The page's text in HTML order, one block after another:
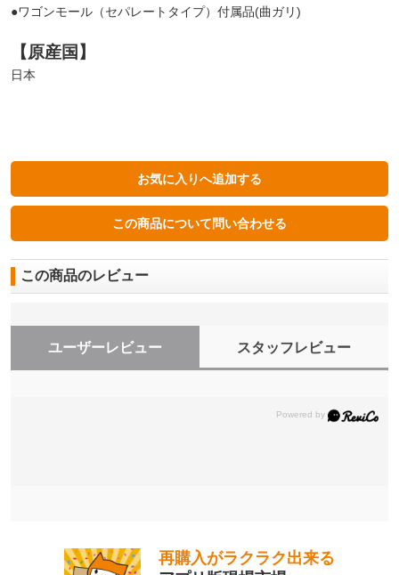
●ワゴンモール（セパレートタイプ）付属品(曲ガリ)
【原産国】
日本
この商品のレビュー
ユーザーレビュー スタッフレビュー
再購入がラクラク出来る